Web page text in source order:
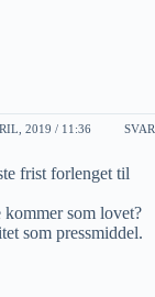
2019 / 11:36 SVAR
frist forlenget til
kommer som lovet?
som pressmiddel.